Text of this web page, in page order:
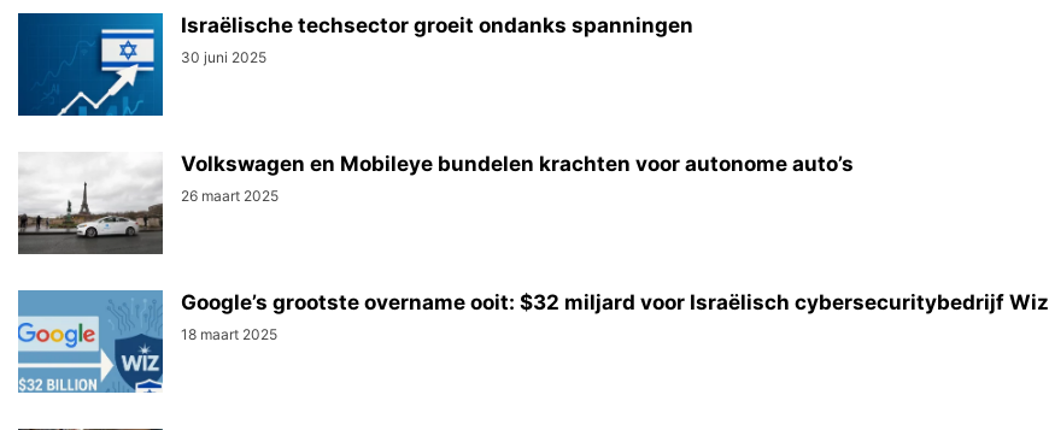
Israëlische techsector groeit ondanks spanningen
30 juni 2025
Volkswagen en Mobileye bundelen krachten voor autonome auto’s
26 maart 2025
Google’s grootste overname ooit: $32 miljard voor Israëlisch cybersecuritybedrijf Wiz
18 maart 2025